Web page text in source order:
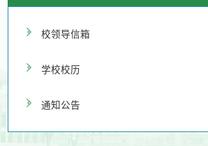
校领导信箱
学校校历
通知公告